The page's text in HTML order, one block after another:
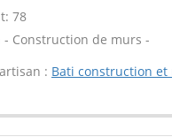
78
- Construction de murs -
: Bati construction et